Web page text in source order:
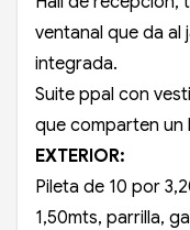
ventanal que da al
integrada.
Suite ppal con
que comparten un
EXTERIOR:
Pileta de 10 por
1,50mts, parrilla,